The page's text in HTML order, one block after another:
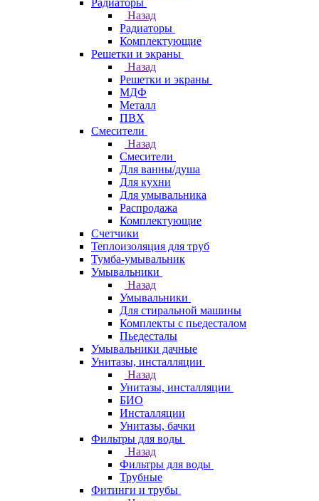
Радиаторы
Назад
Радиаторы
Комплектующие
Решетки и экраны
Назад
Решетки и экраны
МДФ
Металл
ПВХ
Смесители
Назад
Смесители
Для ванны/душа
Для кухни
Для умывальника
Распродажа
Комплектующие
Счетчики
Теплоизоляция для труб
Тумба-умывальник
Умывальники
Назад
Умывальники
Для стиральной машины
Комплекты с пьедесталом
Пьедесталы
Умывальники дачные
Унитазы, инсталляции
Назад
Унитазы, инсталляции
БИО
Инсталляции
Унитазы, бачки
Фильтры для воды
Назад
Фильтры для воды
Трубные
Фитинги и трубы